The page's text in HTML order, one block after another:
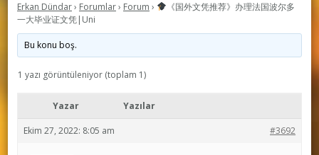
Erkan Dündar› Forumlar› Forum ›
《国外文凭推荐》办理法国波尔多
一大毕业证文凭|Uni
Bu konu boş.
1 yazı görüntüleniyor (toplam 1)
Yazar Yazılar
Ekim 27, 2022: 8:05 am #3692